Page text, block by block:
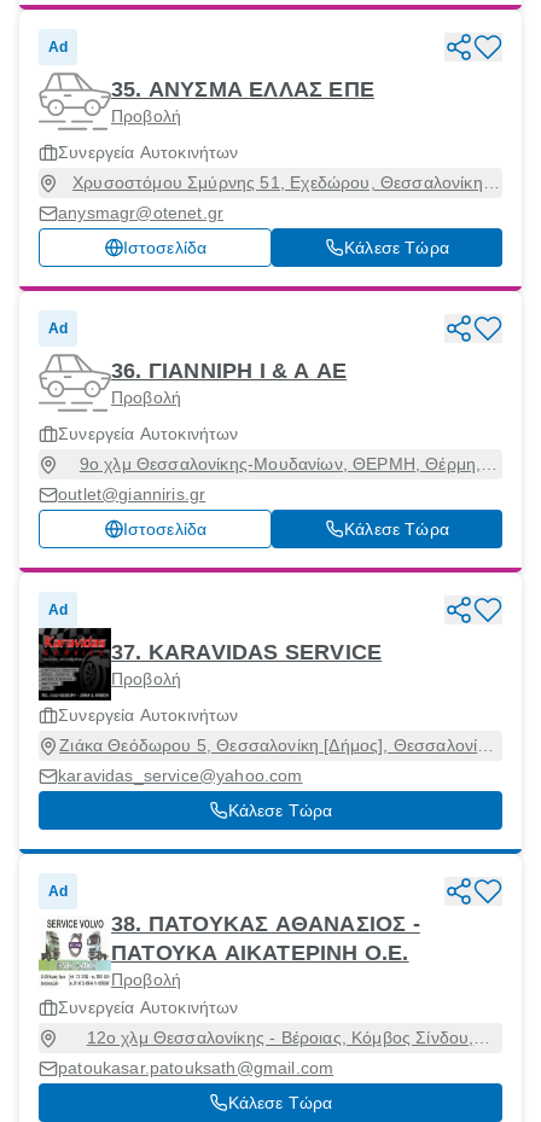
Ad
35. ΑΝΥΣΜΑ ΕΛΛΑΣ ΕΠΕ
Προβολή
Συνεργεία Αυτοκινήτων
Χρυσοστόμου Σμύρνης 51, Εχεδώρου, Θεσσαλονίκη,
anysmagr@otenet.gr
Ιστοσελίδα
Κάλεσε Τώρα
Ad
36. ΓΙΑΝΝΙΡΗ Ι & Α ΑΕ
Προβολή
Συνεργεία Αυτοκινήτων
9ο χλμ Θεσσαλονίκης-Μουδανίων, ΘΕΡΜΗ, Θέρμη,
Θεσσαλονίκη, 57001
outlet@gianniris.gr
Ιστοσελίδα
Κάλεσε Τώρα
Ad
37. KARAVIDAS SERVICE
Προβολή
Συνεργεία Αυτοκινήτων
Ζιάκα Θεόδωρου 5, Θεσσαλονίκη [Δήμος], Θεσσαλονίκη,
55134
karavidas_service@yahoo.com
Κάλεσε Τώρα
Ad
38. ΠΑΤΟΥΚΑΣ ΑΘΑΝΑΣΙΟΣ -
ΠΑΤΟΥΚΑ ΑΙΚΑΤΕΡΙΝΗ Ο.Ε.
Προβολή
Συνεργεία Αυτοκινήτων
12ο χλμ Θεσσαλονίκης - Βέροιας, Κόμβος Σίνδου,
Θεσσαλονίκη [Δήμος], Θεσσαλονίκη, 57008
patoukasar.patouksath@gmail.com
Κάλεσε Τώρα